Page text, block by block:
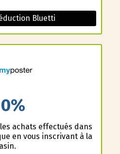
Bluetti
achats effectués dans
en vous inscrivant à la